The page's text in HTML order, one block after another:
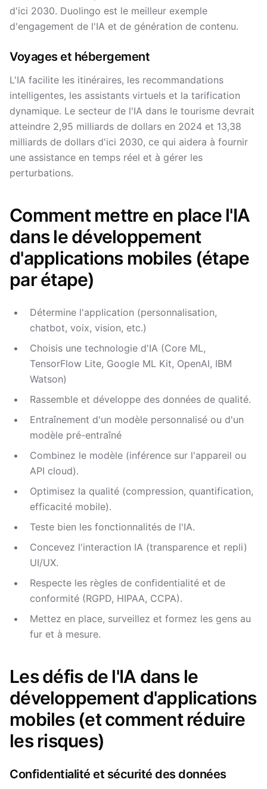
d'ici 2030. Duolingo est le meilleur exemple
d'engagement de l'IA et de génération de contenu.
Voyages et hébergement
L'IA facilite les itinéraires, les recommandations
intelligentes, les assistants virtuels et la tarification
dynamique. Le secteur de l'IA dans le tourisme devrait
atteindre 2,95 milliards de dollars en 2024 et 13,38
milliards de dollars d'ici 2030, ce qui aidera à fournir
une assistance en temps réel et à gérer les
perturbations.
Comment mettre en place l'IA
dans le développement
d'applications mobiles (étape
par étape)
Détermine l'application (personnalisation,
chatbot, voix, vision, etc.)
Choisis une technologie d'IA (Core ML,
TensorFlow Lite, Google ML Kit, OpenAI, IBM
Watson)
Rassemble et développe des données de qualité.
Entraînement d'un modèle personnalisé ou d'un
modèle pré-entraîné
Combinez le modèle (inférence sur l'appareil ou
API cloud).
Optimisez la qualité (compression, quantification,
efficacité mobile).
Teste bien les fonctionnalités de l'IA.
Concevez l'interaction IA (transparence et repli)
UI/UX.
Respecte les règles de confidentialité et de
conformité (RGPD, HIPAA, CCPA).
Mettez en place, surveillez et formez les gens au
fur et à mesure.
Les défis de l'IA dans le
développement d'applications
mobiles (et comment réduire
les risques)
Confidentialité et sécurité des données